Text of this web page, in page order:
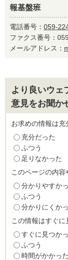
報基盤班
電話番号： 059-
ファクス番号：
メールアドレス：
より良いウェ
意見をお聞か
お求めの情報は充
充分だった
ふつう
足りなかった
このページの内
分かりやすか
ふつう
分かりにくか
この情報はすぐに
すぐに見つか
ふつう
時間がかかった